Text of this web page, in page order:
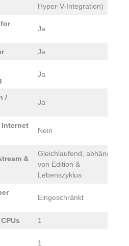
Hyper-V-Integration)
Ja
Ja
Ja
/
Ja
Internet
Nein
&
Gleichlaufend, abhängig
von Edition &
Lebenszyklus
Eingeschränkt
1
1